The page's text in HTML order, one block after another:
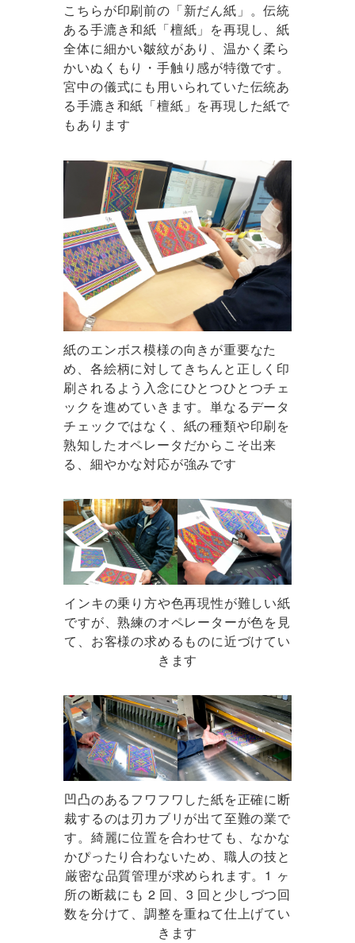
こちらが印刷前の「新だん紙」。伝統
ある手漉き和紙「檀紙」を再現し、紙
全体に細かい皺紋があり、温かく柔ら
かいぬくもり・手触り感が特徴です。
宮中の儀式にも用いられていた伝統あ
る手漉き和紙「檀紙」を再現した紙で
もあります
紙のエンボス模様の向きが重要なた
め、各絵柄に対してきちんと正しく印
刷されるよう入念にひとつひとつチェ
ックを進めていきます。単なるデータ
チェックではなく、紙の種類や印刷を
熟知したオペレータだからこそ出来
る、細やかな対応が強みです
インキの乗り方や色再現性が難しい紙
ですが、熟練のオペレーターが色を見
て、お客様の求めるものに近づけてい
きます
凹凸のあるフワフワした紙を正確に断
裁するのは刃カブリが出て至難の業で
す。綺麗に位置を合わせても、なかな
かぴったり合わないため、職人の技と
厳密な品質管理が求められます。1 ヶ
所の断裁にも 2 回、3 回と少しづつ回
数を分けて、調整を重ねて仕上げてい
きます